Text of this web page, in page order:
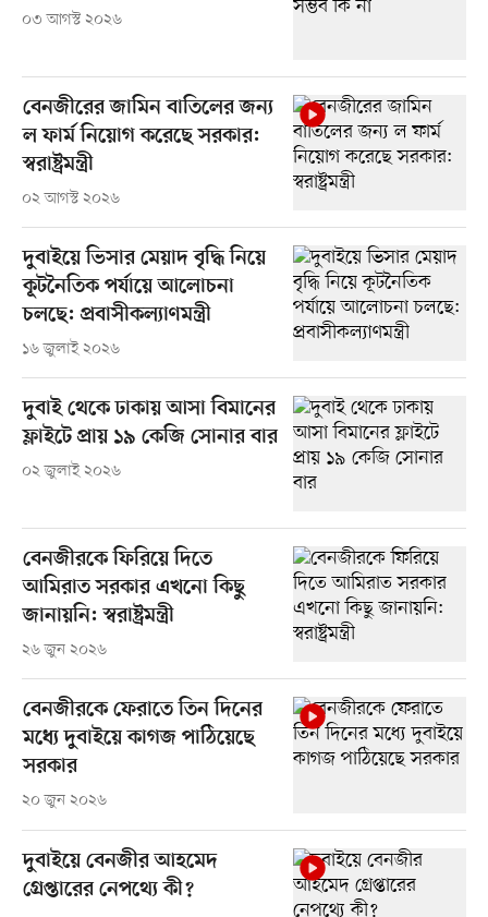
০৩ আগস্ট ২০২৬
বেনজীরের জামিন বাতিলের জন্য
ল ফার্ম নিয়োগ করেছে সরকার:
স্বরাষ্ট্রমন্ত্রী
০২ আগস্ট ২০২৬
দুবাইয়ে ভিসার মেয়াদ বৃদ্ধি নিয়ে
কূটনৈতিক পর্যায়ে আলোচনা
চলছে: প্রবাসীকল্যাণমন্ত্রী
১৬ জুলাই ২০২৬
দুবাই থেকে ঢাকায় আসা বিমানের
ফ্লাইটে প্রায় ১৯ কেজি সোনার বার
০২ জুলাই ২০২৬
বেনজীরকে ফিরিয়ে দিতে
আমিরাত সরকার এখনো কিছু
জানায়নি: স্বরাষ্ট্রমন্ত্রী
২৬ জুন ২০২৬
বেনজীরকে ফেরাতে তিন দিনের
মধ্যে দুবাইয়ে কাগজ পাঠিয়েছে
সরকার
২০ জুন ২০২৬
দুবাইয়ে বেনজীর আহমেদ
গ্রেপ্তারের নেপথ্যে কী?